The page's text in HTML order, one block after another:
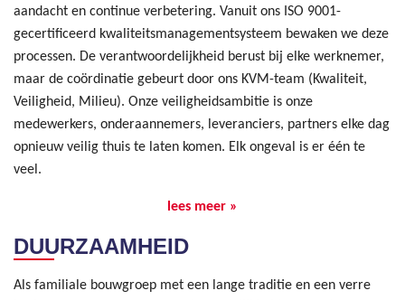
aandacht en continue verbetering. Vanuit ons ISO 9001-
gecertificeerd kwaliteitsmanagementsysteem bewaken we deze
processen. De verantwoordelijkheid berust bij elke werknemer,
maar de coördinatie gebeurt door ons KVM-team (Kwaliteit,
Veiligheid, Milieu). Onze veiligheidsambitie is onze
medewerkers, onderaannemers, leveranciers, partners elke dag
opnieuw veilig thuis te laten komen. Elk ongeval is er één te
veel.
lees meer »
DUURZAAMHEID
Als familiale bouwgroep met een lange traditie en een verre